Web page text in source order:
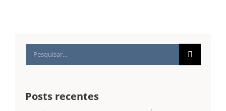
Buscar
resultados
Posts recentes